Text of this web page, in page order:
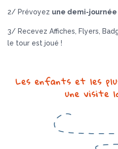
2/ Prévoyez une demi-journée
3/ Recevez Affiches, Flyers,
le tour est joué !
Les enfants et les
une visite